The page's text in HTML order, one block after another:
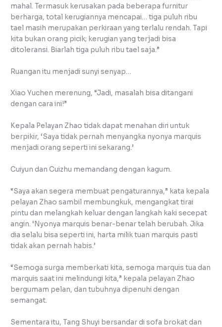
mahal. Termasuk kerusakan pada beberapa furnitur
berharga, total kerugiannya mencapai… tiga puluh ribu
tael masih merupakan perkiraan yang terlalu rendah. Tapi
kita bukan orang picik; ​​kerugian yang terjadi bisa
ditoleransi. Biarlah tiga puluh ribu tael saja.”
Ruangan itu menjadi sunyi senyap…
Xiao Yuchen merenung, “Jadi, masalah bisa ditangani
dengan cara ini!”
Kepala Pelayan Zhao tidak dapat menahan diri untuk
berpikir, ‘Saya tidak pernah menyangka nyonya marquis
menjadi orang seperti ini sekarang.’
Cuiyun dan Cuizhu memandang dengan kagum.
“Saya akan segera membuat pengaturannya,” kata kepala
pelayan Zhao sambil membungkuk, mengangkat tirai
pintu dan melangkah keluar dengan langkah kaki secepat
angin. ‘Nyonya marquis benar-benar telah berubah. Jika
dia selalu bisa seperti ini, harta milik tuan marquis pasti
tidak akan pernah habis.’
“Semoga surga memberkati kita, semoga marquis tua dan
marquis saat ini melindungi kita,” kepala pelayan Zhao
bergumam pelan, dan tubuhnya dipenuhi dengan
semangat.
Sementara itu, Tang Shuyi bersandar di sofa brokat dan